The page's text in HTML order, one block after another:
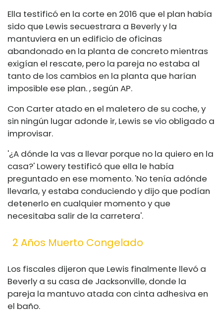
Ella testificó en la corte en 2016 que el plan había
sido que Lewis secuestrara a Beverly y la
mantuviera en un edificio de oficinas
abandonado en la planta de concreto mientras
exigían el rescate, pero la pareja no estaba al
tanto de los cambios en la planta que harían
imposible ese plan. , según AP.
Con Carter atado en el maletero de su coche, y
sin ningún lugar adonde ir, Lewis se vio obligado a
improvisar.
'¿A dónde la vas a llevar porque no la quiero en la
casa?' Lowery testificó que ella le había
preguntado en ese momento. 'No tenía adónde
llevarla, y estaba conduciendo y dijo que podían
detenerlo en cualquier momento y que
necesitaba salir de la carretera'.
2 Años Muerto Congelado
Los fiscales dijeron que Lewis finalmente llevó a
Beverly a su casa de Jacksonville, donde la
pareja la mantuvo atada con cinta adhesiva en
el baño.